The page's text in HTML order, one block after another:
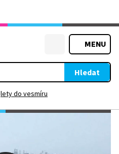
MENU
Hledat
lety do vesmíru